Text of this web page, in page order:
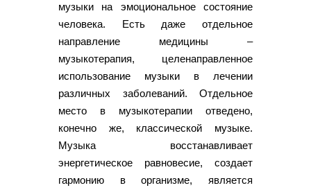
музыки на эмоциональное состояние
человека. Есть даже отдельное
направление медицины –
музыкотерапия, целенаправленное
использование музыки в лечении
различных заболеваний. Отдельное
место в музыкотерапии отведено,
конечно же, классической музыке.
Музыка восстанавливает
энергетическое равновесие, создает
гармонию в организме, является